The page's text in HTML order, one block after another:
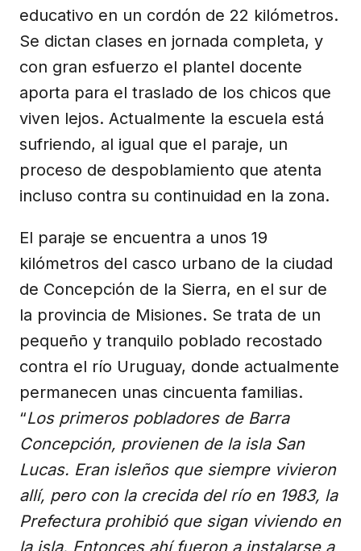
educativo en un cordón de 22 kilómetros.
Se dictan clases en jornada completa, y
con gran esfuerzo el plantel docente
aporta para el traslado de los chicos que
viven lejos. Actualmente la escuela está
sufriendo, al igual que el paraje, un
proceso de despoblamiento que atenta
incluso contra su continuidad en la zona.
El paraje se encuentra a unos 19
kilómetros del casco urbano de la ciudad
de Concepción de la Sierra, en el sur de
la provincia de Misiones. Se trata de un
pequeño y tranquilo poblado recostado
contra el río Uruguay, donde actualmente
permanecen unas cincuenta familias.
“Los primeros pobladores de Barra
Concepción, provienen de la isla San
Lucas. Eran isleños que siempre vivieron
allí, pero con la crecida del río en 1983, la
Prefectura prohibió que sigan viviendo en
la isla. Entonces ahí fueron a instalarse a